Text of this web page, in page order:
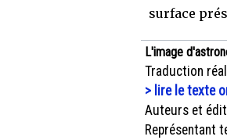
surface
L'image
Traduction
> lire le texte
Auteurs et
Représentant